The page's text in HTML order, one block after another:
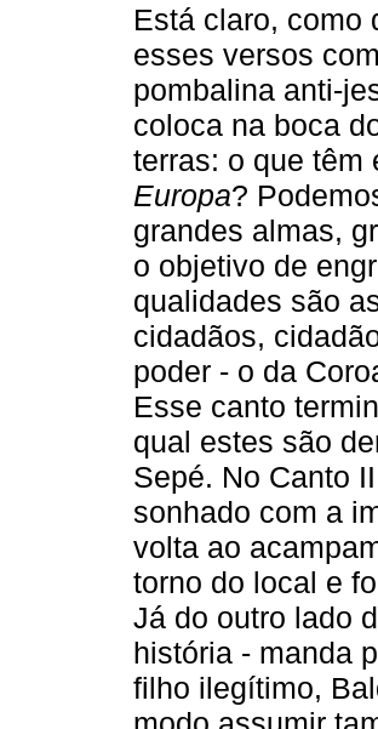
Está claro, como
esses versos
pombalina anti-
coloca na boca
terras: o que
Europa?
grandes almas,
o objetivo de
qualidades são
cidadãos,
poder - o da
Esse canto
qual estes são
Sepé. No Canto
sonhado com a
volta ao
torno do local e
Já do outro lado
história - manda
filho ilegítimo,